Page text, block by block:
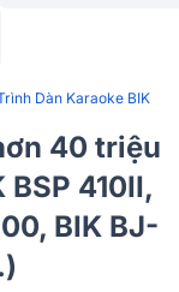
Dàn Karaoke BIK
40 triệu
410II,
BIK BJ-